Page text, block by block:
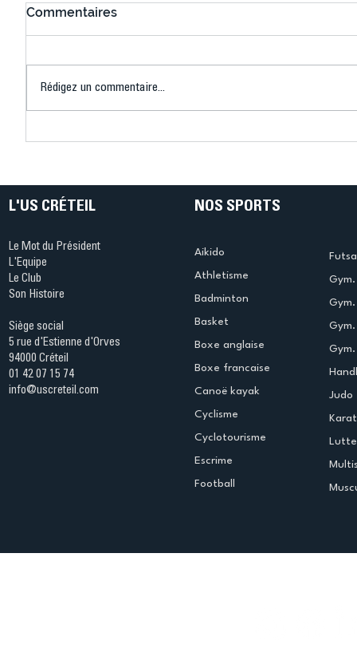
Ping ? Quand le tennis de
termine
Commentaires
Rédigez un commentaire...
L'US CRÉTEIL
Le Mot du Président
L'Equipe
Le Club
Son Histoire
Siège social
5 rue d'Estienne d'Orves
94000 Créteil
01 42 07 15 74
info@uscreteil.com
NOS SPORTS
Aikido
Athletisme
Badminton
Basket
Boxe anglaise
Boxe francaise
Canoë kayak
Cyclisme
Cyclotourisme
Escrime
Football
Judo
Lutte